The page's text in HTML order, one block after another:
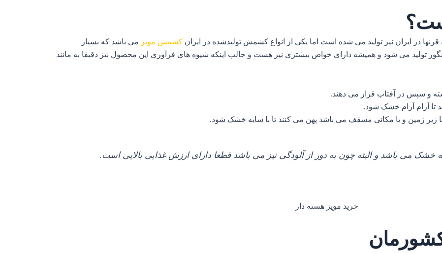
در ایران نیز تولید می شده است اما یکی از انواع کشمش تولیدشده در ایران کشمش مویز می باشد که بسیار
تولید می شود و همیشه دارای خواص بیشتری نیز هست و جالب اینکه شیوه های فرآوری این محصول نیز دقیقا به مانند
و سپس در آفتاب قرار می دهند.
تا آرام آرام خشک شود.
زیر زمین و یا مکانی مسقف می باشد پهن می کنند تا با سایه خشک شود.
خشک می باشد و البته چون به دور از آلودگی نیز می باشد قطعا دارای ارزش غذایی بالایی است.
کشورمان